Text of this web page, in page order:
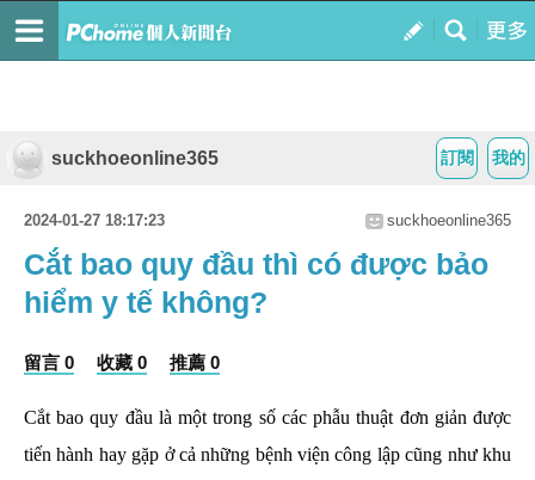
我的
訂閱
suckhoeonline365
2024-01-27 18:17:23 suckhoeonline365
Cắt bao quy đầu thì có được bảo
hiểm y tế không?
留言 0 收藏 0 推薦 0
Cắt bao quy đầu là một trong số các phẫu thuật đơn giản được
tiến hành hay gặp ở cả những bệnh viện công lập cũng như khu